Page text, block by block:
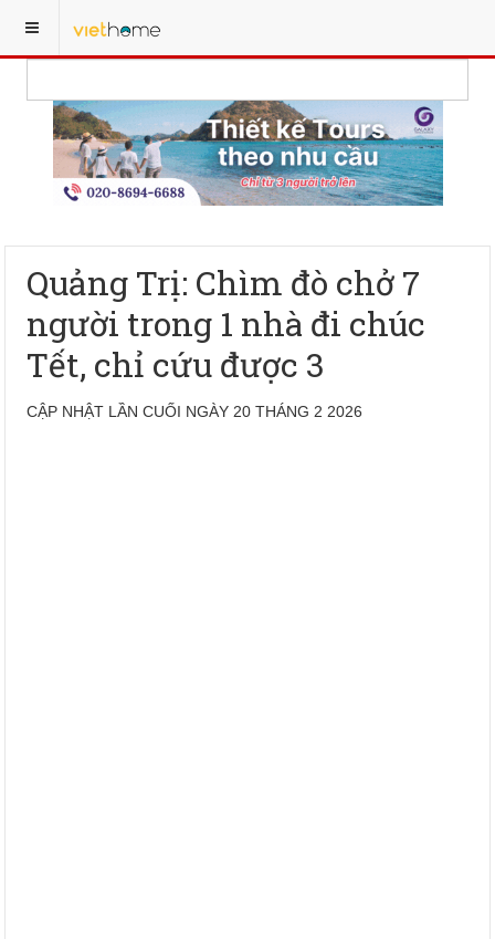
Quảng Trị: Chìm đò chở 7
người trong 1 nhà đi chúc
Tết, chỉ cứu được 3
CẬP NHẬT LẦN CUỐI NGÀY 20 THÁNG 2 2026